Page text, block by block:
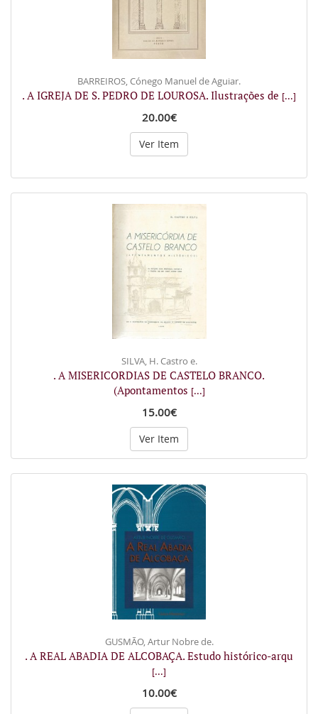
BARREIROS, Cónego Manuel de Aguiar.
. A IGREJA DE S. PEDRO DE LOUROSA. Ilustrações de [...]
20.00€
Ver Item
SILVA, H. Castro e.
. A MISERICORDIAS DE CASTELO BRANCO.
(Apontamentos [...]
15.00€
Ver Item
GUSMÃO, Artur Nobre de.
. A REAL ABADIA DE ALCOBAÇA. Estudo histórico-arqu
[...]
10.00€